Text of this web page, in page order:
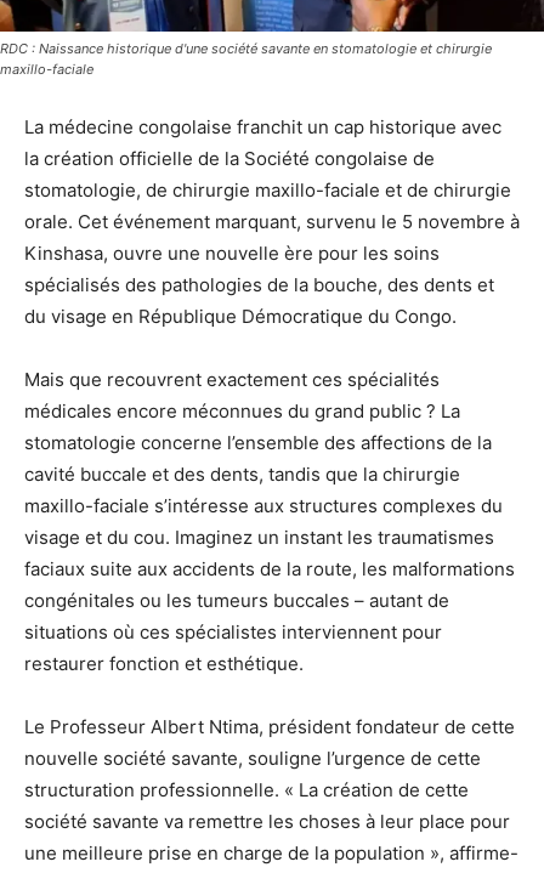
RDC : Naissance historique d'une société savante en stomatologie et chirurgie
maxillo-faciale
La médecine congolaise franchit un cap historique avec
la création officielle de la Société congolaise de
stomatologie, de chirurgie maxillo-faciale et de chirurgie
orale. Cet événement marquant, survenu le 5 novembre à
Kinshasa, ouvre une nouvelle ère pour les soins
spécialisés des pathologies de la bouche, des dents et
du visage en République Démocratique du Congo.
Mais que recouvrent exactement ces spécialités
médicales encore méconnues du grand public ? La
stomatologie concerne l’ensemble des affections de la
cavité buccale et des dents, tandis que la chirurgie
maxillo-faciale s’intéresse aux structures complexes du
visage et du cou. Imaginez un instant les traumatismes
faciaux suite aux accidents de la route, les malformations
congénitales ou les tumeurs buccales – autant de
situations où ces spécialistes interviennent pour
restaurer fonction et esthétique.
Le Professeur Albert Ntima, président fondateur de cette
nouvelle société savante, souligne l’urgence de cette
structuration professionnelle. « La création de cette
société savante va remettre les choses à leur place pour
une meilleure prise en charge de la population », affirme-